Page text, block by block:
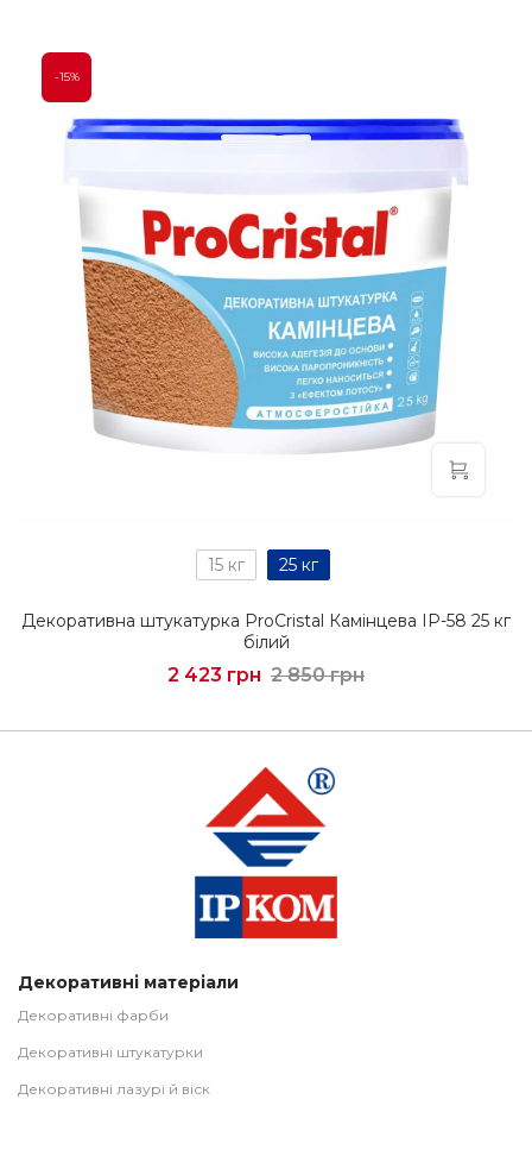
-15%
15 кг 25 кг
Декоративна штукатурка ProCristal Камінцева IР-58 25 кг
білий
2 423 грн 2 850 грн
Декоративні матеріали
Декоративні фарби
Декоративні штукатурки
Декоративні лазурі й віск